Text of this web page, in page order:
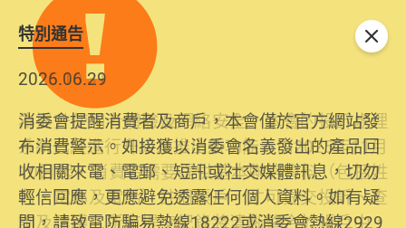
特別通告
2026.06.29
消委會提醒消費者及商戶，本會僅於官方網站發
布消費警示。如接獲以消委會名義發出的產品回
收相關來電、電郵、短訊或社交媒體訊息，切勿
輕信回應，更應避免透露任何個人資料。如有疑
問，請致電防騙易熱線18222或消委會熱線2929
2025.10.31
為提升使用者體驗及網絡安全，本會的投訴處理
系統已經進行升級及推出新功能。由2025年11月
10日起，消費者需要提供基本聯絡資料（包括姓
名、電郵及電話）註冊帳戶，才可提交投訴、查
詢及建議。所有提交紀錄將清晰整合於帳戶中，
關閉